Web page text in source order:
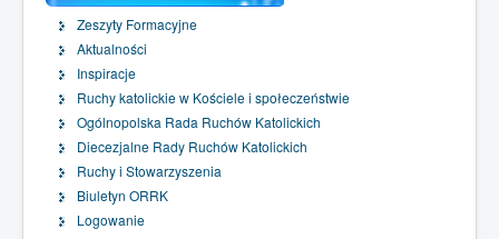
Zeszyty Formacyjne
Aktualności
Inspiracje
Ruchy katolickie w Kościele i społeczeństwie
Ogólnopolska Rada Ruchów Katolickich
Diecezjalne Rady Ruchów Katolickich
Ruchy i Stowarzyszenia
Biuletyn ORRK
Logowanie